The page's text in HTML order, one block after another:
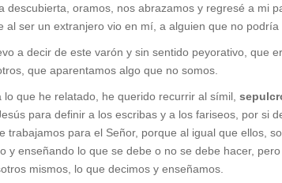
descubierta, oramos, nos abrazamos y regresé a mi
al ser un extranjero vio en mí, a alguien que no podría
a decir de este varón y sin sentido peyorativo, que
que aparentamos algo que no somos.
lo que he relatado, he querido recurrir al símil,
para definir a los escribas y a los fariseos, por si
trabajamos para el Señor, porque al igual que ellos,
y enseñando lo que se debe o no se debe hacer,
mismos, lo que decimos y enseñamos.